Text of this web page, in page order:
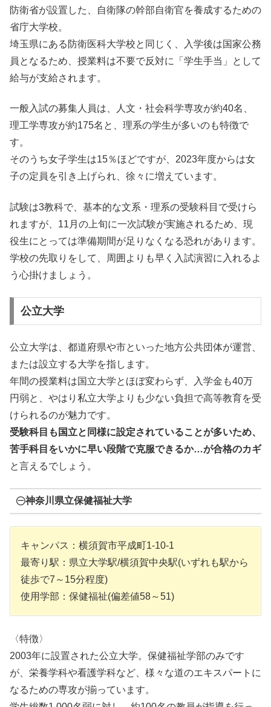
防衛省が設置した、自衛隊の幹部自衛官を養成するための
省庁大学校。
埼玉県にある防衛医科大学校と同じく、入学後は国家公務
員となるため、授業料は不要で反対に「学生手当」として
給与が支給されます。
一般入試の募集人員は、人文・社会科学専攻が約40名、
理工学専攻が約175名と、理系の学生が多いのも特徴で
す。
そのうち女子学生は15％ほどですが、2023年度からは女
子の定員を引き上げられ、徐々に増えています。
試験は3教科で、基本的な文系・理系の受験科目で受けら
れますが、 11月の上旬に一次試験が実施されるため、現
役生にとっては準備期間が足りなくなる恐れがあります。
学校の先取りをして、周囲よりも早く入試演習に入れるよ
う心掛けましょう。
公立大学
公立大学は、都道府県や市といった地方公共団体が運営、
または設立する大学を指します。
年間の授業料は国立大学とほぼ変わらず、入学金も40万
円弱と、やはり私立大学よりも少ない負担で高等教育を受
けられるのが魅力です。
受験科目も国立と同様に設定されていることが多いため、
苦手科目をいかに早い段階で克服できるか…が合格のカギ
と言えるでしょう。
㊀神奈川県立保健福祉大学
キャンパス：横須賀市平成町1-10-1
最寄り駅：県立大学駅/横須賀中央駅(いずれも駅から
徒歩で7～15分程度)
使用学部：保健福祉(偏差値58～51)
〈特徴〉
2003年に設置された公立大学。保健福祉学部のみです
が、栄養学科や看護学科など、様々な道のエキスパートに
なるための専攻が揃っています。